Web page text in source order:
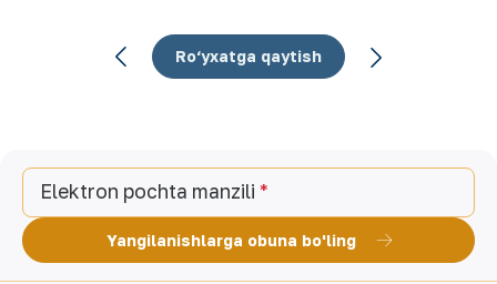
Ro‘yxatga qaytish
Elektron pochta manzili
Yangilanishlarga obuna bo'ling